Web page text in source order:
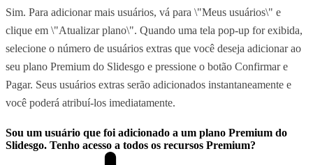
Sim. Para adicionar mais usuários, vá para \"Meus usuários\" e
clique em \"Atualizar plano\". Quando uma tela pop-up for exibida,
selecione o número de usuários extras que você deseja adicionar ao
seu plano Premium do Slidesgo e pressione o botão Confirmar e
Pagar. Seus usuários extras serão adicionados instantaneamente e
você poderá atribuí-los imediatamente.
Sou um usuário que foi adicionado a um plano Premium do
Slidesgo. Tenho acesso a todos os recursos Premium?